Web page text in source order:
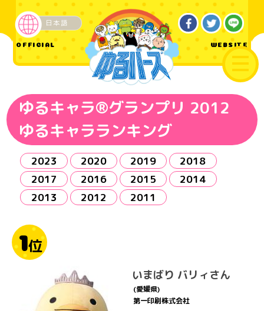
OFFICIAL WEBSITE
日本語
ゆるキャラ®グランプリ 2012
ゆるキャラランキング
2023 2020 2019
2018
2017
2016 2015
2014
2013
2012 2011
1位
いまばり バリィさん
(愛媛県)
第一印刷株式会社